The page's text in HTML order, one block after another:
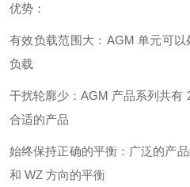
优势：
有效负载范围大：AGM 单元可以
负载
干扰轮廓少：AGM 产品系列共有
合适的产品
始终保持正确的平衡：广泛的产
和 WZ 方向的平衡